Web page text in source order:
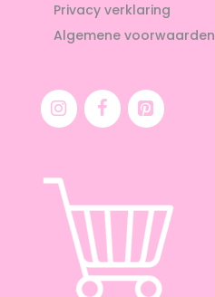
Privacy verklaring
Algemene voorwaarden